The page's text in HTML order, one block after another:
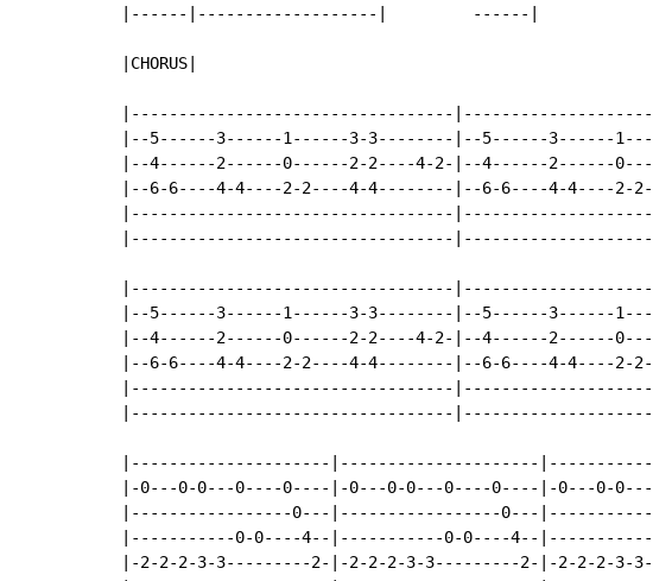
|------|-------------------|         ------|
|CHORUS|
|----------------------------------
|--5------3------1------3-3--------|--5------3------
|--4------2------0------2-2----4-2-|--4------2------
|--6-6----4-4----2-2----4-4--------|--6-6----4-4----2-
|----------------------------------
|----------------------------------
|----------------------------------
|--5------3------1------3-3--------|--5------3------
|--4------2------0------2-2----4-2-|--4------2------
|--6-6----4-4----2-2----4-4--------|--6-6----4-4----2-
|----------------------------------
|----------------------------------
|---------------------|---------------------
|-0---0-0---0----0----|-0---0-0---0----0----|-0---0-
|-----------------0---|-----------------0---
|-----------0-0----4--|-----------0-0----4--|-----------
|-2-2-2-3-3---------2-|-2-2-2-3-3---------2-|-2-2-2-